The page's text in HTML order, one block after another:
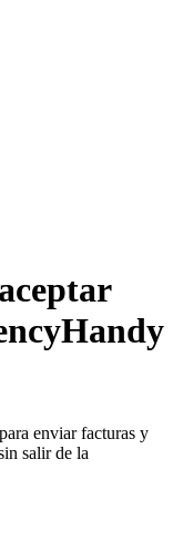
enviar facturas y
salir de la